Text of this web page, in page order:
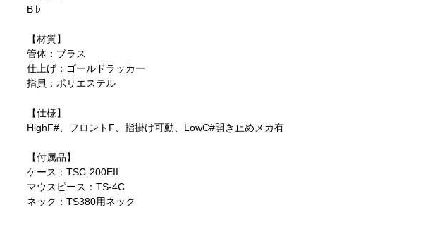
B♭
【材質】
管体：ブラス
仕上げ：ゴールドラッカー
指貝：ポリエステル
【仕様】
HighF#、フロントF、指掛け可動、LowC#開き止めメカ有
【付属品】
ケース：TSC-200EII
マウスピース：TS-4C
ネック：TS380用ネック